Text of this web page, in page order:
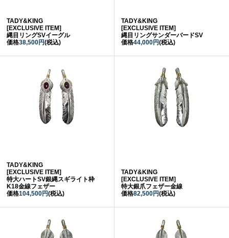
TADY&KING
[EXCLUSIVE ITEM]
縄目リングSVイーグル
価格38,500円(税込)
TADY&KING
[EXCLUSIVE ITEM]
縄目リングサンダーバードSV
価格44,000円(税込)
TADY&KING
[EXCLUSIVE ITEM]
特大ハートSV銀縄スギライト枠
K18金線フェザー
価格104,500円(税込)
TADY&KING
[EXCLUSIVE ITEM]
特大銀爪フェザー金線
価格82,500円(税込)